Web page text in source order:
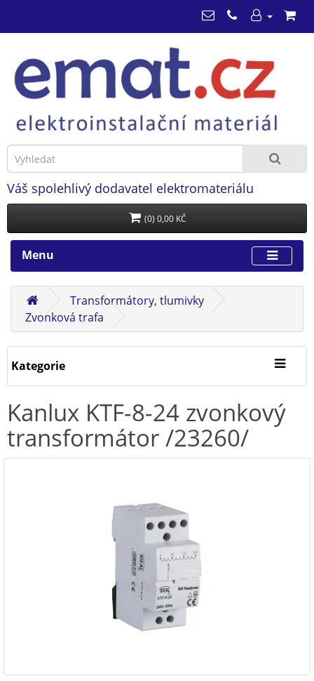
Váš spolehlivý dodavatel elektromateriálu
(0) 0,00 KČ
Menu
Transformátory, tlumivky
Zvonková trafa
Kategorie
Kanlux KTF-8-24 zvonkový
transformátor /23260/